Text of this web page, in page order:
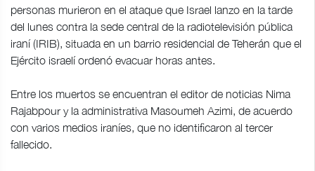
personas murieron en el ataque que Israel lanzo en la tarde
del lunes contra la sede central de la radiotelevisión pública
iraní (IRIB), situada en un barrio residencial de Teherán que el
Ejército israelí ordenó evacuar horas antes.
Entre los muertos se encuentran el editor de noticias Nima
Rajabpour y la administrativa Masoumeh Azimi, de acuerdo
con varios medios iraníes, que no identificaron al tercer
fallecido.